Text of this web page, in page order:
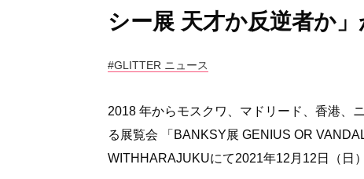
シー展 天才か反逆者か」
#GLITTER ニュース
2018 年からモスクワ、マドリード、香港、
る展覧会 「BANKSY展 GENIUS OR
WITHHARAJUKUにて2021年12月12日（日